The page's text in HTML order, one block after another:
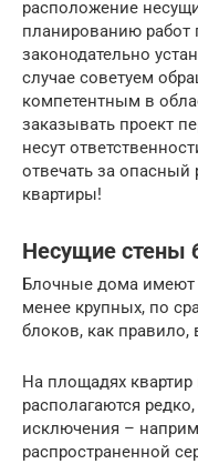
расположение
планированию работ
законодательно
случае советуем
компетентным в
заказывать проект
несут
отвечать за опасный
квартиры!
Несущие стены
Блочные дома имеют
менее крупных, по
блоков, как
На площадях
располагаются
исключения –
распространенной